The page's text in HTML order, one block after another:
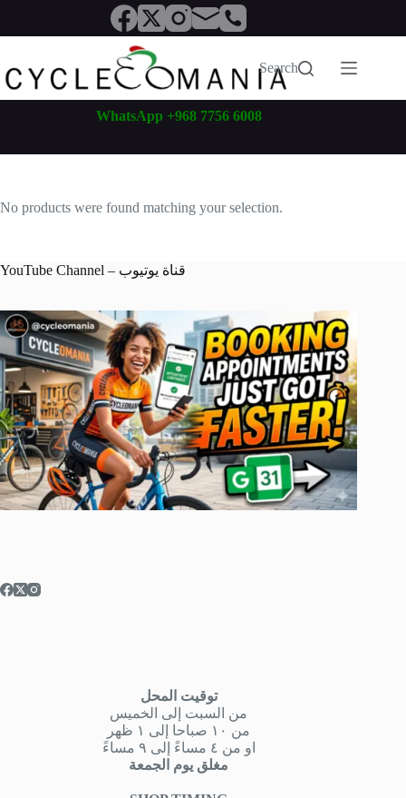
content
Search
WhatsApp +968 7756 6008
No products were found matching your selection.
YouTube Channel – قناة يوتيوب
توقيت المحل
من السبت إلى الخميس
من ١٠ صباحا إلى ١ ظهر
او من ٤ مساءً إلى ٩ مساءً
مغلق يوم الجمعة